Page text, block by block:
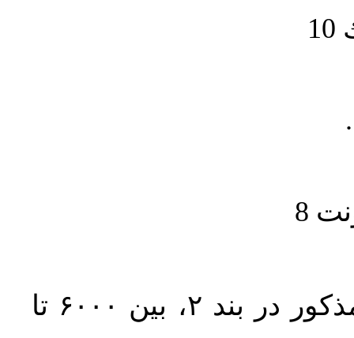
حجم کل مقاله با احتساب تمام بخش‌های مذکور در بند ۲، بین ۶۰۰۰ تا